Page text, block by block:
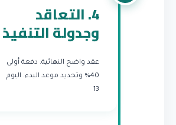
4. التعاقد
وجدولة التنفيذ
عقد واضح النهائية. دفعة أولى
40% وتحديد موعد البدء.
اليوم
13